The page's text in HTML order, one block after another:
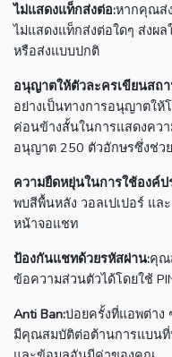
ไม่แสดงแท็กส่งต่อ:หากคุณส่
ไม่แสดงแท็กส่งต่อใดๆ ส่งผล
หรือส่งแบบปกติ
อนุญาตให้ตัวละครเขียนสถ
อย่างเป็นทางการอนุญาตให้
ค่อนข้างสั้นในการแสดงคว
อนุญาต 250 ตัวอักษรซึ่งช่ว
ความยืดหยุ่นในการใช้องค์ป
พบสีพื้นหลัง วอลเปเปอร์ แล
หน้าจอแชท
ป้องกันแชทด้วยรหัสผ่าน:คุณ
ข้อความส่วนตัวได้โดยใช้
Anti Ban:บ่อยครั้งที่แอพต่าง
มีคุณสมบัติต่อต้านการแบน